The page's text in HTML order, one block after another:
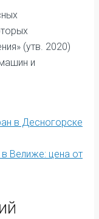
(утв. 2020)
и
в Десногорске
Велиже: цена от